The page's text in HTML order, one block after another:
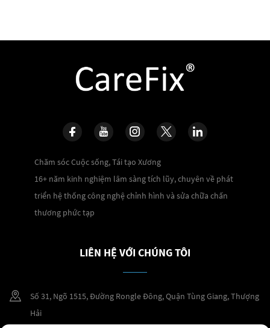
Chăm sóc Cuộc sống, Tái tạo Xương
16+ năm kinh nghiệm lâm sàng tích lũy, chuyên về phát
triển hệ thống công nghệ chỉnh hình và sửa chữa chấn
thương phức tạp
LIÊN HỆ VỚI CHÚNG TÔI
Số 31, Ngõ 1515, Đường Rongle Đông, Quận Tùng Giang, Thượng
Hải